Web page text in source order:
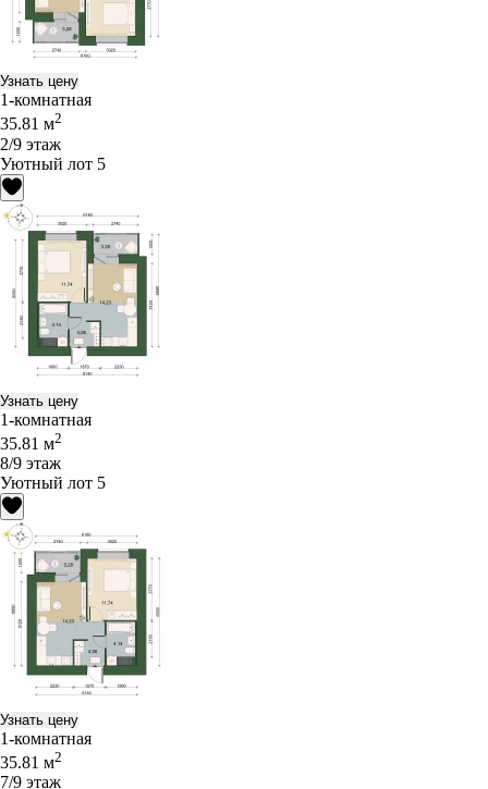
Узнать цену
1-комнатная
35.81 м2
2/9 этаж
Уютный лот 5
Узнать цену
1-комнатная
35.81 м2
8/9 этаж
Уютный лот 5
Узнать цену
1-комнатная
35.81 м2
7/9 этаж